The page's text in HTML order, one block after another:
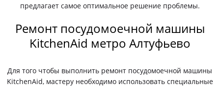
предлагает самое оптимальное решение проблемы.
Ремонт посудомоечной машины
KitchenAid метро Алтуфьево
Для того чтобы выполнить ремонт посудомоечной машины
KitchenAid, мастеру необходимо использовать специальные